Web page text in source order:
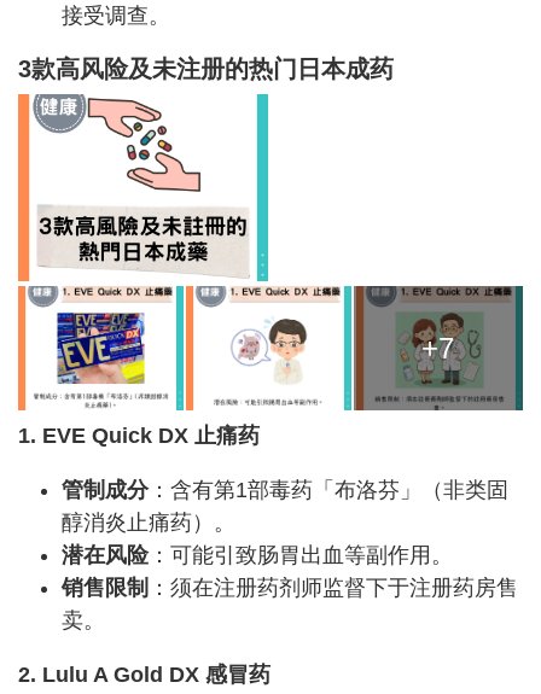
接受调查。
3款高风险及未注册的热门日本成药
+7
1. EVE Quick DX 止痛药
管制成分：含有第1部毒药「布洛芬」（非类固
醇消炎止痛药）。
潜在风险：可能引致肠胃出血等副作用。
销售限制 ：须在注册药剂师监督下于注册药房售
卖。
2. Lulu A Gold DX 感冒药